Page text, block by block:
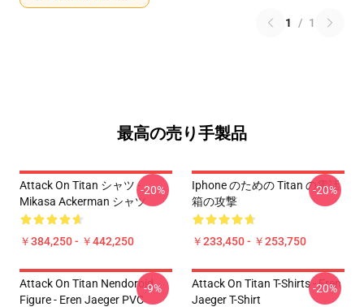
1 / 1
最高の売り手製品
Attack On Titan シャツ -
Mikasa Ackerman シャツ
￥384,250 - ￥442,250
-20%
Iphone のための Titan の電話
箱の攻撃
￥233,450 - ￥253,750
-20%
Attack On Titan Nendoroid
Figure - Eren Jaeger PVC
-9%
Attack On Titan T-Shirts - Eren
Jaeger T-Shirt
-20%